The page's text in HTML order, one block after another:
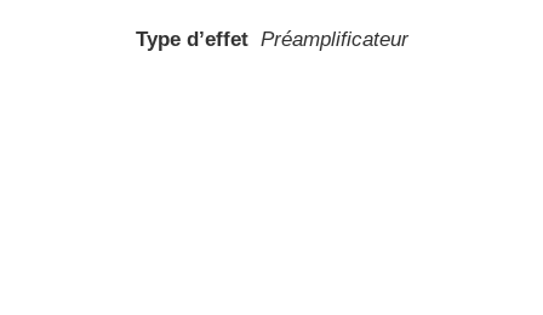
Type d’effet Préamplificateur